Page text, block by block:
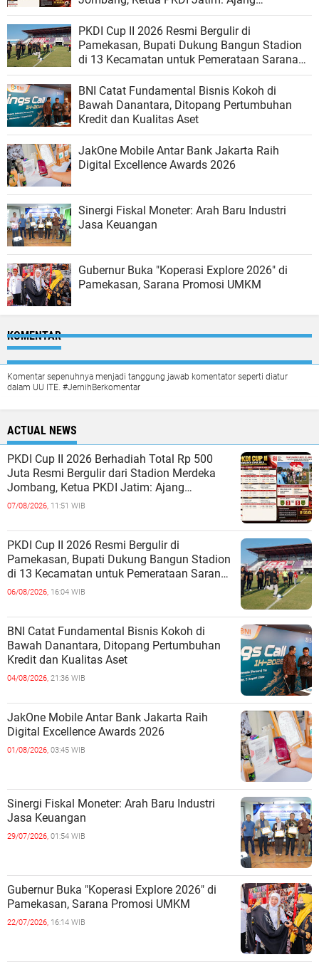
Silaturrahmi dan Media Komunikasi Kades
untuk Memajukan Desa
PKDI Cup II 2026 Resmi Bergulir di
Pamekasan, Bupati Dukung Bangun Stadion
di 13 Kecamatan untuk Pemerataan Sarana
Olahraga
BNI Catat Fundamental Bisnis Kokoh di
Bawah Danantara, Ditopang Pertumbuhan
Kredit dan Kualitas Aset
JakOne Mobile Antar Bank Jakarta Raih
Digital Excellence Awards 2026
Sinergi Fiskal Moneter: Arah Baru Industri
Jasa Keuangan
Gubernur Buka "Koperasi Explore 2026" di
Pamekasan, Sarana Promosi UMKM
KOMENTAR
Komentar sepenuhnya menjadi tanggung jawab komentator seperti diatur
dalam UU ITE. #JernihBerkomentar
ACTUAL NEWS
PKDI Cup II 2026 Berhadiah Total Rp 500
Juta Resmi Bergulir dari Stadion Merdeka
Jombang, Ketua PKDI Jatim: Ajang
Silaturrahmi dan Media Komunikasi Ka
07/08/2026, 11:51 WIB
PKDI Cup II 2026 Resmi Bergulir di
Pamekasan, Bupati Dukung Bangun Stadion
di 13 Kecamatan untuk Pemerataan Sarana
Olahraga
06/08/2026, 16:04 WIB
BNI Catat Fundamental Bisnis Kokoh di
Bawah Danantara, Ditopang Pertumbuhan
Kredit dan Kualitas Aset
04/08/2026, 21:36 WIB
JakOne Mobile Antar Bank Jakarta Raih
Digital Excellence Awards 2026
01/08/2026, 03:45 WIB
Sinergi Fiskal Moneter: Arah Baru Industri
Jasa Keuangan
29/07/2026, 01:54 WIB
Gubernur Buka "Koperasi Explore 2026" di
Pamekasan, Sarana Promosi UMKM
22/07/2026, 16:14 WIB